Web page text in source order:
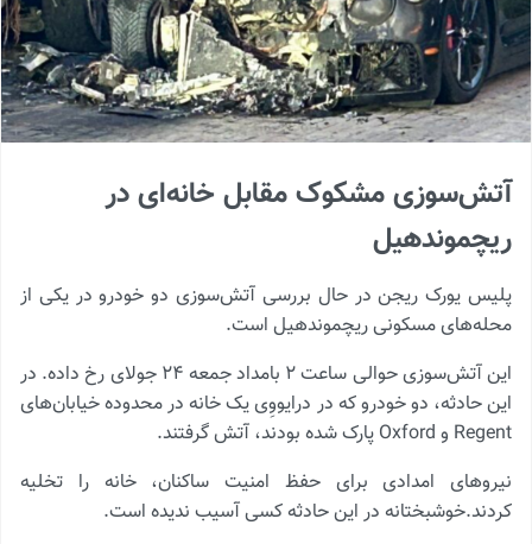
آتش‌سوزی مشکوک مقابل خانه‌ای در
ریچموندهیل
پلیس یورک ریجن در حال بررسی آتش‌سوزی دو خودرو در یکی از
محله‌های مسکونی ریچموندهیل است.
این آتش‌سوزی حوالی ساعت ۲ بامداد جمعه ۲۴ جولای رخ داده. در
این حادثه، دو خودرو که در درایووِی یک خانه در محدوده خیابان‌های
Regent و Oxford پارک شده بودند، آتش گرفتند.
نیروهای امدادی برای حفظ امنیت ساکنان، خانه را تخلیه
کردند.خوشبختانه در این حادثه کسی آسیب ندیده است.